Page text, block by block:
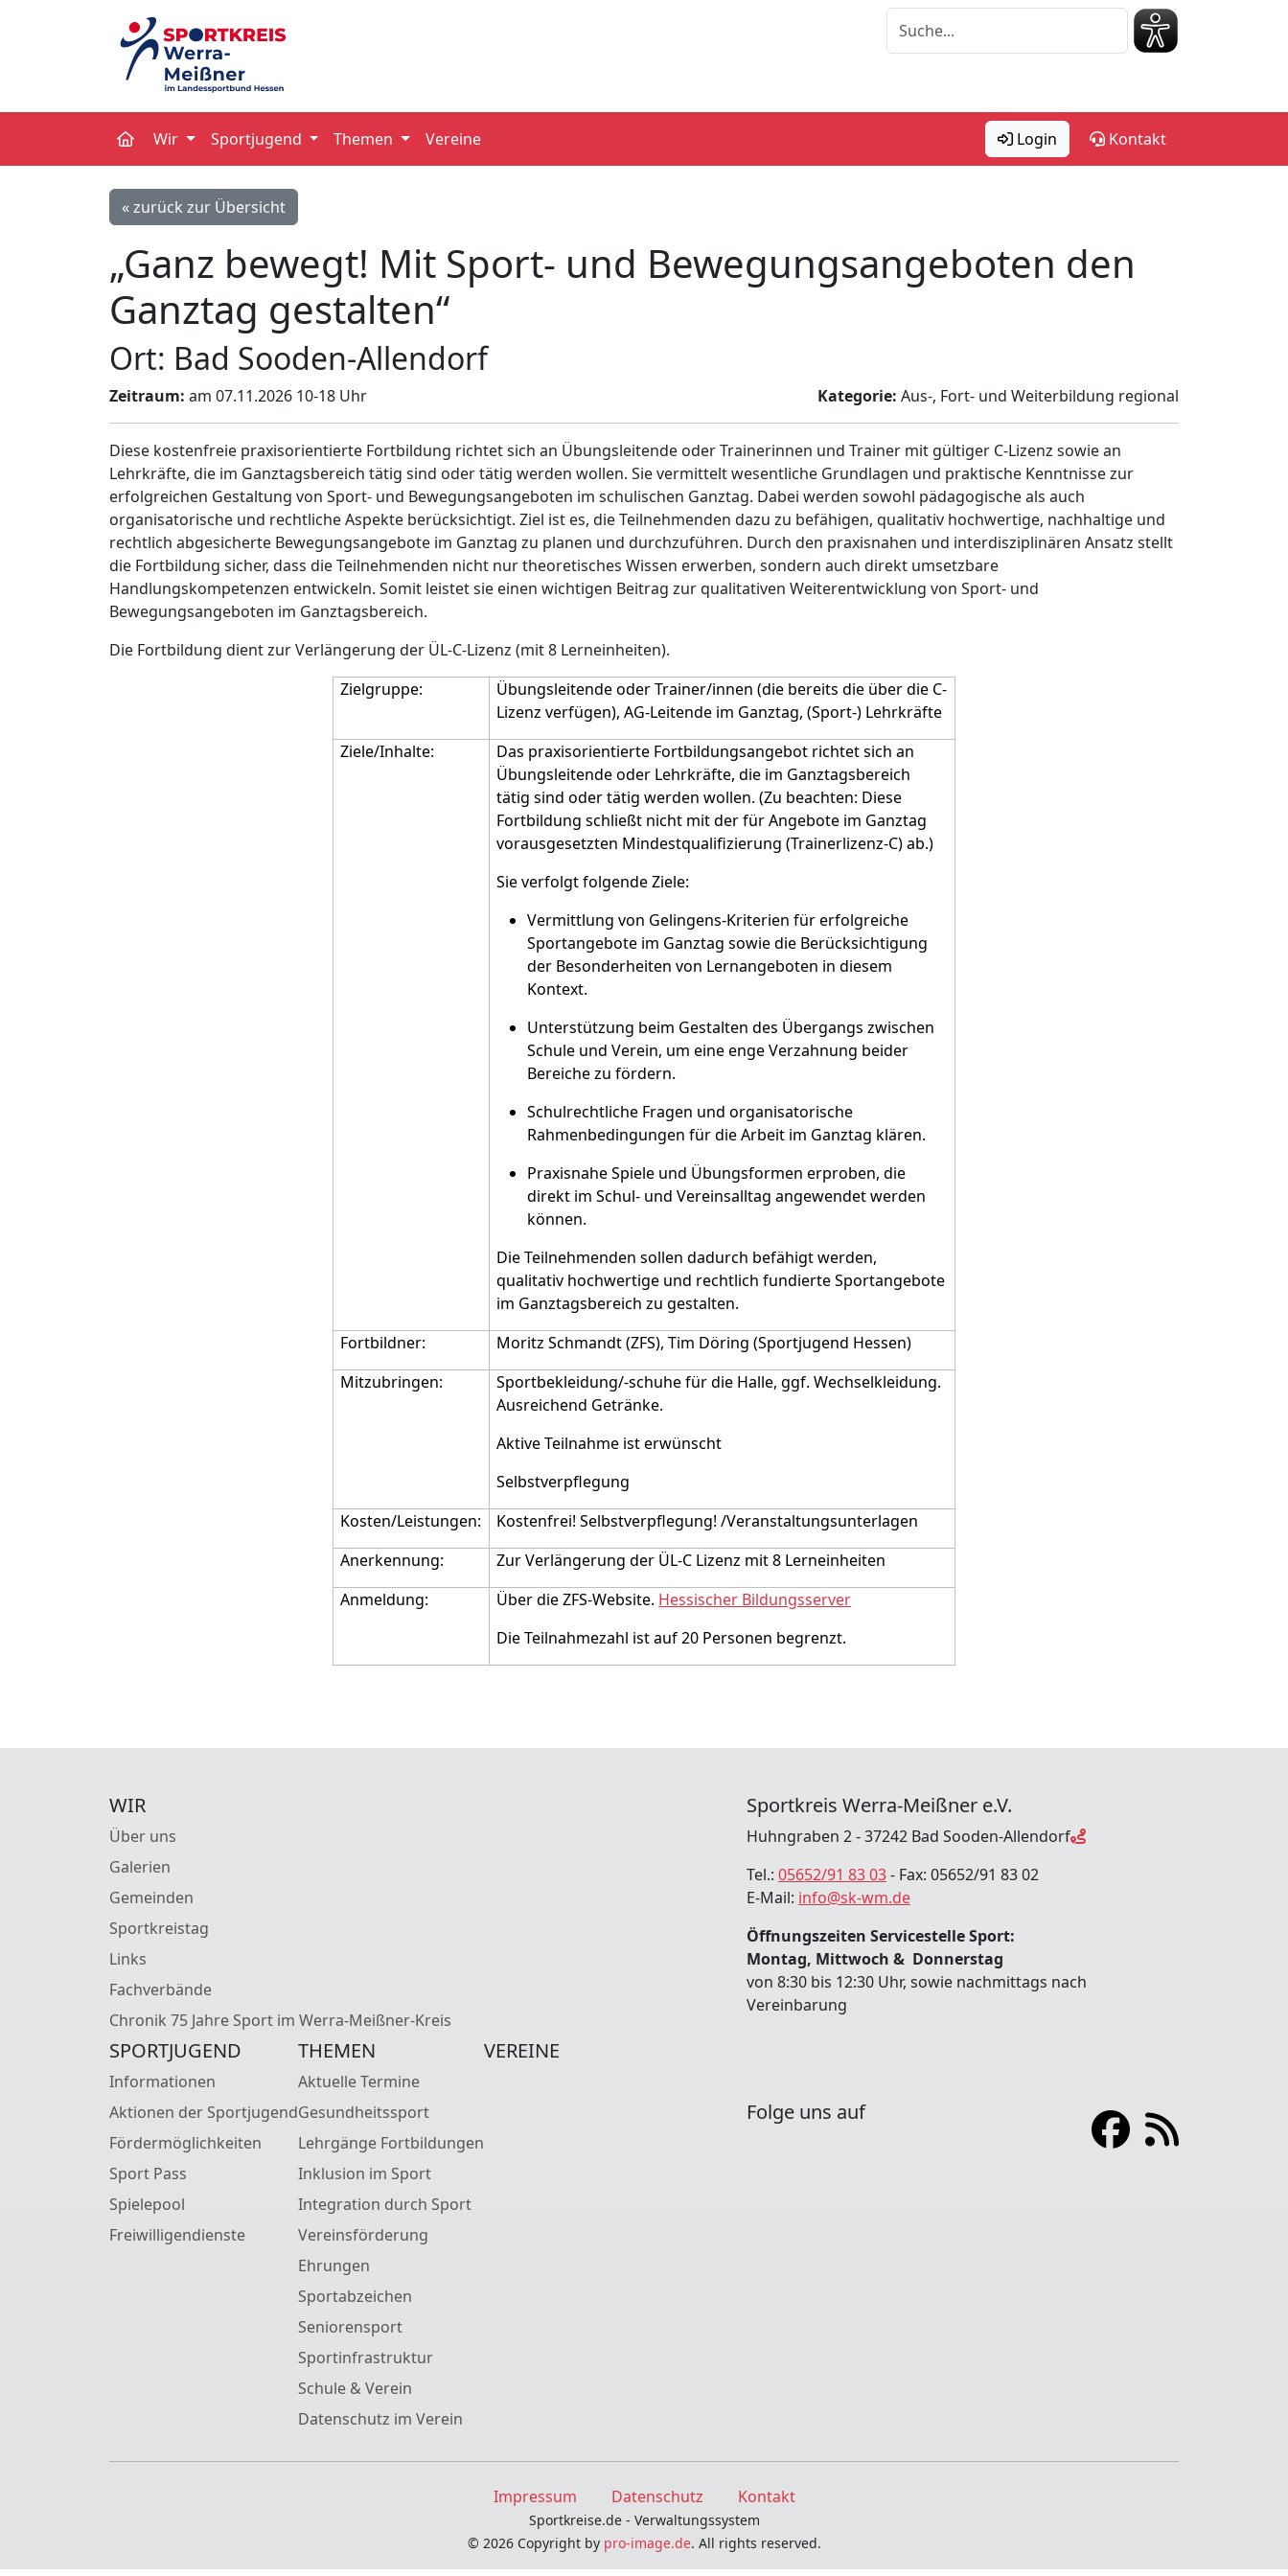
Wir Sportjugend Themen Vereine Login Kontakt
« zurück zur Übersicht
„Ganz bewegt! Mit Sport- und Bewegungsangeboten den
Ganztag gestalten“
Ort: Bad Sooden-Allendorf
Kategorie: Aus-, Fort- und Weiterbildung regional
Zeitraum: am 07.11.2026 10-18 Uhr
Diese kostenfreie praxisorientierte Fortbildung richtet sich an Übungsleitende oder Trainerinnen und Trainer mit gültiger C-Lizenz sowie an
Lehrkräfte, die im Ganztagsbereich tätig sind oder tätig werden wollen. Sie vermittelt wesentliche Grundlagen und praktische Kenntnisse zur
erfolgreichen Gestaltung von Sport- und Bewegungsangeboten im schulischen Ganztag. Dabei werden sowohl pädagogische als auch
organisatorische und rechtliche Aspekte berücksichtigt. Ziel ist es, die Teilnehmenden dazu zu befähigen, qualitativ hochwertige, nachhaltige und
rechtlich abgesicherte Bewegungsangebote im Ganztag zu planen und durchzuführen. Durch den praxisnahen und interdisziplinären Ansatz stellt
die Fortbildung sicher, dass die Teilnehmenden nicht nur theoretisches Wissen erwerben, sondern auch direkt umsetzbare
Handlungskompetenzen entwickeln. Somit leistet sie einen wichtigen Beitrag zur qualitativen Weiterentwicklung von Sport- und
Bewegungsangeboten im Ganztagsbereich.
Die Fortbildung dient zur Verlängerung der ÜL-C-Lizenz (mit 8 Lerneinheiten).
Zielgruppe:
Übungsleitende oder Trainer/innen (die bereits die über die C-
Lizenz verfügen), AG-Leitende im Ganztag, (Sport-) Lehrkräfte
Ziele/Inhalte:
Das praxisorientierte Fortbildungsangebot richtet sich an
Übungsleitende oder Lehrkräfte, die im Ganztagsbereich
tätig sind oder tätig werden wollen. (Zu beachten: Diese
Fortbildung schließt nicht mit der für Angebote im Ganztag
vorausgesetzten Mindestqualifizierung (Trainerlizenz-C) ab.)
Sie verfolgt folgende Ziele:
Vermittlung von Gelingens-Kriterien für erfolgreiche
Sportangebote im Ganztag sowie die Berücksichtigung
der Besonderheiten von Lernangeboten in diesem
Kontext.
Unterstützung beim Gestalten des Übergangs zwischen
Schule und Verein, um eine enge Verzahnung beider
Bereiche zu fördern.
Schulrechtliche Fragen und organisatorische
Rahmenbedingungen für die Arbeit im Ganztag klären.
Praxisnahe Spiele und Übungsformen erproben, die
direkt im Schul- und Vereinsalltag angewendet werden
können.
Die Teilnehmenden sollen dadurch befähigt werden,
qualitativ hochwertige und rechtlich fundierte Sportangebote
im Ganztagsbereich zu gestalten.
Fortbildner:
Moritz Schmandt (ZFS), Tim Döring (Sportjugend Hessen)
Mitzubringen:
Sportbekleidung/-schuhe für die Halle, ggf. Wechselkleidung.
Ausreichend Getränke.
Aktive Teilnahme ist erwünscht
Selbstverpflegung
Kosten/Leistungen:
Kostenfrei! Selbstverpflegung! /Veranstaltungsunterlagen
Anerkennung:
Zur Verlängerung der ÜL-C Lizenz mit 8 Lerneinheiten
Anmeldung:
Über die ZFS-Website. Hessischer Bildungsserver
Die Teilnahmezahl ist auf 20 Personen begrenzt.
WIR
Über uns
Galerien
Gemeinden
Sportkreistag
Links
Fachverbände
Chronik 75 Jahre Sport im Werra-Meißner-Kreis
SPORTJUGEND
Informationen
Aktionen der Sportjugend
Fördermöglichkeiten
Sport Pass
Spielepool
Freiwilligendienste
THEMEN
Aktuelle Termine
Gesundheitssport
Lehrgänge Fortbildungen
Inklusion im Sport
Integration durch Sport
Vereinsförderung
Ehrungen
Sportabzeichen
Seniorensport
Sportinfrastruktur
Schule & Verein
Datenschutz im Verein
VEREINE
Sportkreis Werra-Meißner e.V.
Huhngraben 2 - 37242 Bad Sooden-Allendorf
Tel.: 05652/91 83 03- Fax: 05652/91 83 02
E-Mail: info@sk-wm.de
Öffnungszeiten Servicestelle Sport:
Montag, Mittwoch & Donnerstag
von 8:30 bis 12:30 Uhr, sowie nachmittags nach
Vereinbarung
Folge uns auf
Impressum Datenschutz Kontakt
Sportkreise.de - Verwaltungssystem
© 2026 Copyright by pro-image.de. All rights reserved.